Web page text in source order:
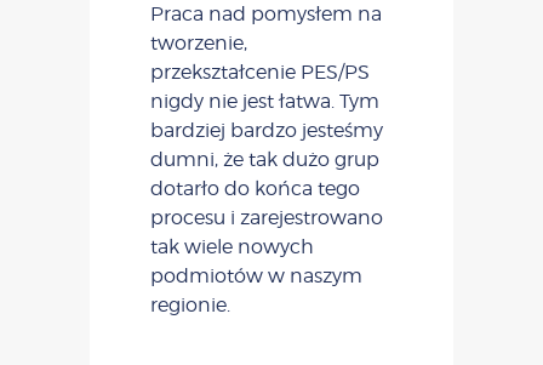
Praca nad pomysłem na
tworzenie,
przekształcenie PES/PS
nigdy nie jest łatwa. Tym
bardziej bardzo jesteśmy
dumni, że tak dużo grup
dotarło do końca tego
procesu i zarejestrowano
tak wiele nowych
podmiotów w naszym
regionie.